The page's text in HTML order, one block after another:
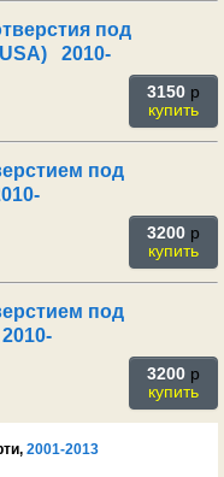
под
2010-
3150 p
купить
под
3200 p
купить
под
3200 p
купить
2001-2013